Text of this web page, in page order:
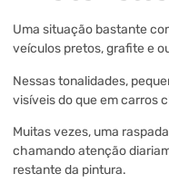
Uma situação bastante
veículos pretos, grafite e
Nessas tonalidades,
visíveis do que em carros
Muitas vezes, uma
chamando atenção
restante da pintura.